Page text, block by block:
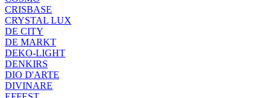
CRISBASE
CRYSTAL LUX
DE CITY
DE MARKT
DEKO-LIGHT
DENKIRS
DIO D'ARTE
DIVINARE